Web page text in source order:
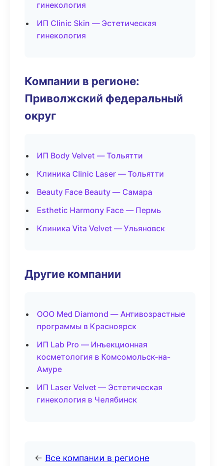
гинекология
ИП Clinic Skin — Эстетическая
гинекология
Компании в регионе:
Приволжский федеральный
округ
ИП Body Velvet — Тольятти
Клиника Clinic Laser — Тольятти
Beauty Face Beauty — Самара
Esthetic Harmony Face — Пермь
Клиника Vita Velvet — Ульяновск
Другие компании
ООО Med Diamond — Антивозрастные
программы в Красноярск
ИП Lab Pro — Инъекционная
косметология в Комсомольск-на-
Амуре
ИП Laser Velvet — Эстетическая
гинекология в Челябинск
← Все компании в регионе